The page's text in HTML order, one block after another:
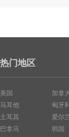
热门地区
美国
马耳他
土耳其
巴拿马
加拿
匈牙利
爱尔
韩国